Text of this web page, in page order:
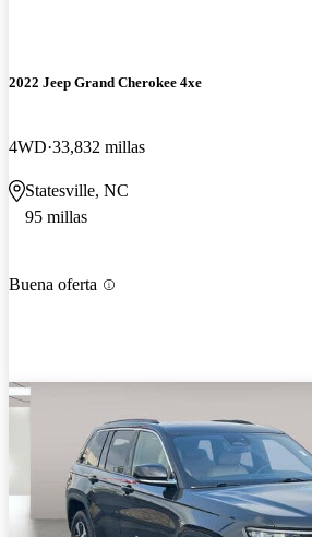
2022 Jeep Grand Cherokee 4xe
4WD 33,832 millas
Statesville, NC
95 millas
Buena oferta